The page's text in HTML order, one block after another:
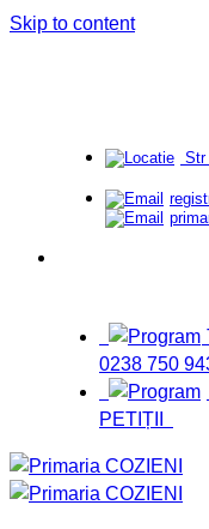
Skip to content
Str
0238 750
PETIȚII